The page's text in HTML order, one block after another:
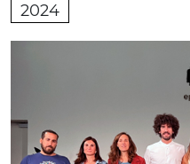
2024